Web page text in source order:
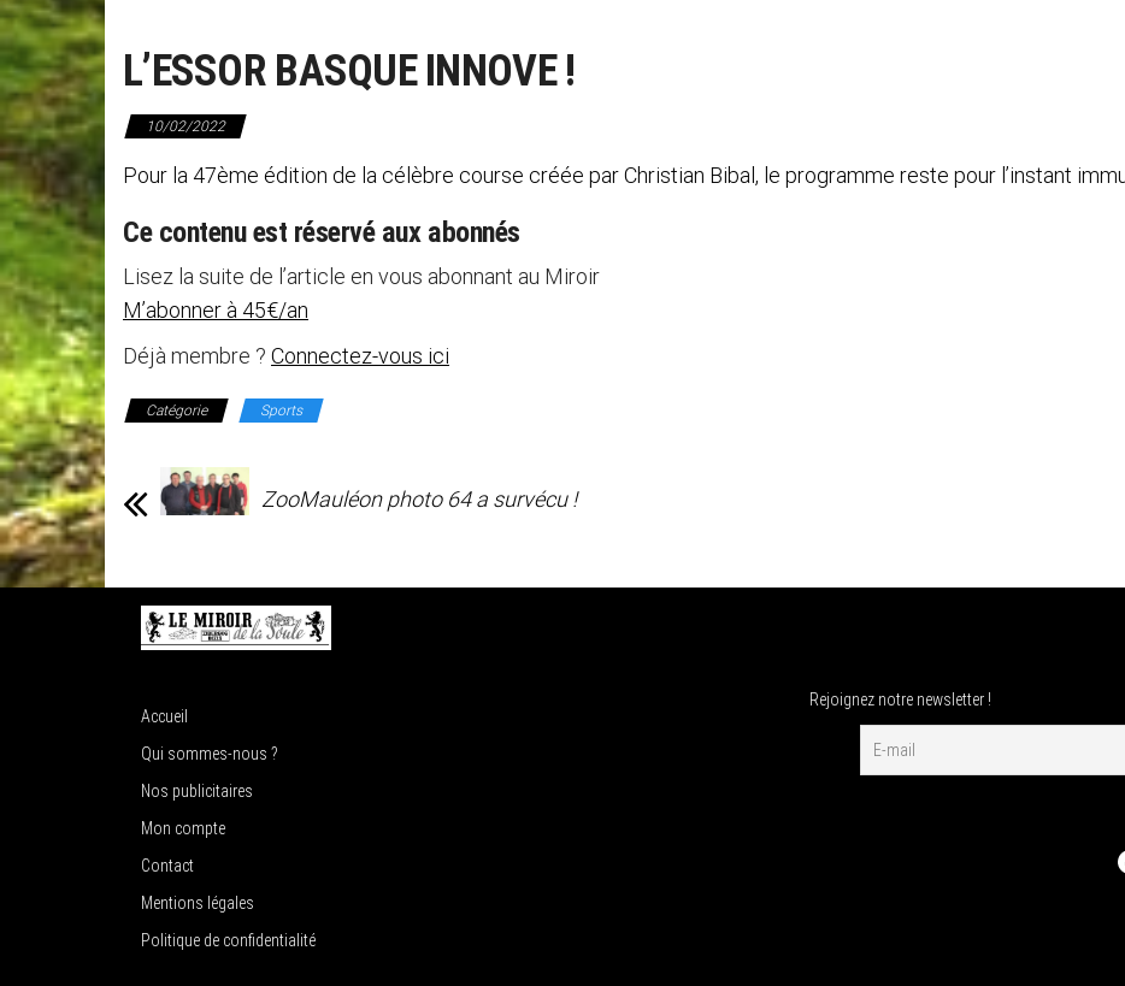
L’ESSOR BASQUE INNOVE !
10/02/2022
Pour la 47ème édition de la célèbre course créée par Christian Bibal, le programme reste pour l’instant
Ce contenu est réservé aux abonnés
Lisez la suite de l’article en vous abonnant au Miroir
M’abonner à 45€/an
Déjà membre ? Connectez-vous ici
Catégorie Sports
ZooMauléon photo 64 a survécu !
Accueil
Qui sommes-nous ?
Nos publicitaires
Mon compte
Contact
Mentions légales
Politique de confidentialité
Rejoignez notre newsletter !
Facebook